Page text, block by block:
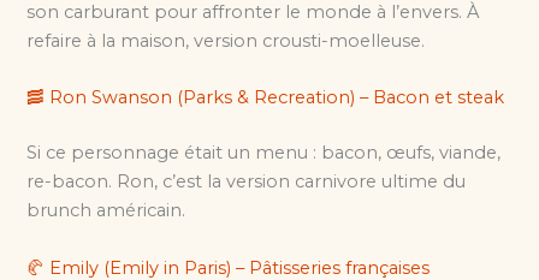
son carburant pour affronter le monde à l’envers. À
refaire à la maison, version crousti-moelleuse.
🥓 Ron Swanson (Parks & Recreation) – Bacon et steak
Si ce personnage était un menu : bacon, œufs, viande,
re-bacon. Ron, c’est la version carnivore ultime du
brunch américain.
🥐 Emily (Emily in Paris) – Pâtisseries françaises